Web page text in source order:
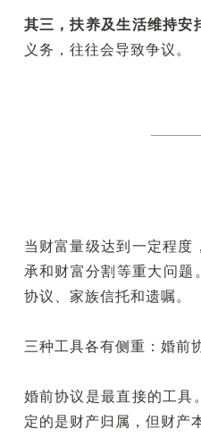
其三，扶养及生活维持安
义务，往往会导致争议。
当财富量级达到一定程
承和财富分割等重大问题
协议、家族信托和遗嘱。
三种工具各有侧重：婚前
婚前协议是最直接的工具
定的是财产归属，但财产